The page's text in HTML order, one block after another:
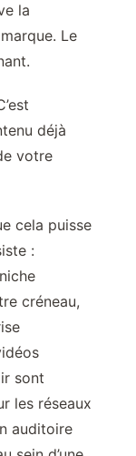
la
Le
déjà
votre
cela puisse
:
créneau,
sont
les réseaux
auditoire